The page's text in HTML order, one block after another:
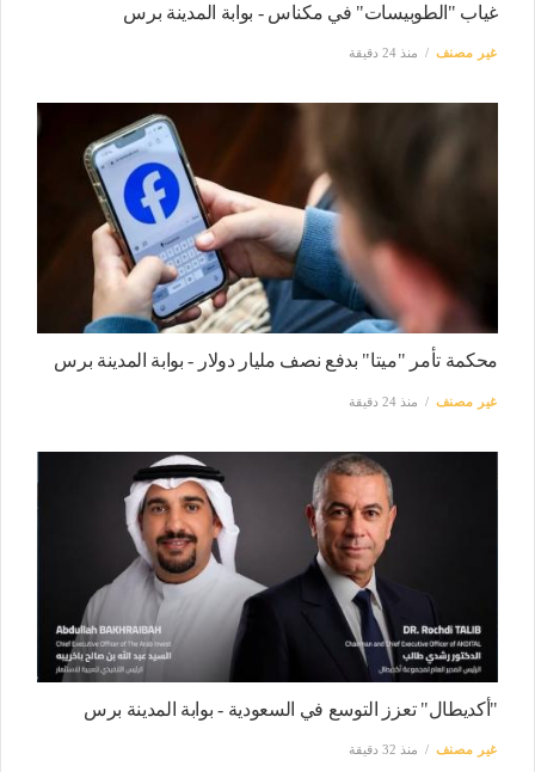
غياب "الطوبيسات" في مكناس - بوابة المدينة برس
غير مصنف منذ 24 دقيقة
محكمة تأمر "ميتا" بدفع نصف مليار دولار - بوابة المدينة برس
غير مصنف منذ 24 دقيقة
"أكديطال" تعزز التوسع في السعودية - بوابة المدينة برس
غير مصنف منذ 32 دقيقة